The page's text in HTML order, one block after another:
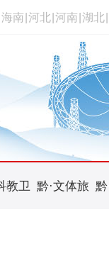
海南 河北 河南 湖北
教卫 黔·文体旅 黔